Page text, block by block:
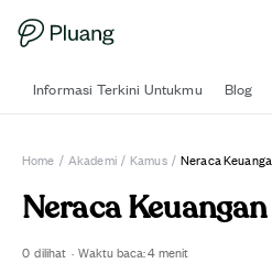
Informasi Terkini Untukmu Blog
Home / Akademi / Kamus / Neraca
Neraca Keuangan
0 dilihat · Waktu baca:4menit